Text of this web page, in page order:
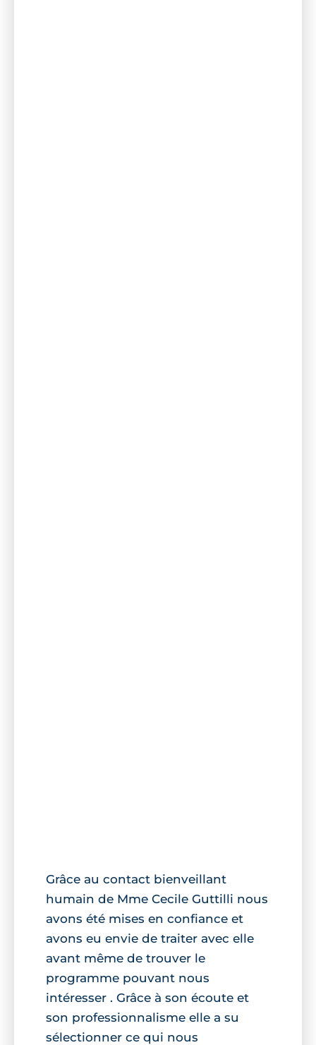
Grâce au contact bienveillant
humain de Mme Cecile Guttilli nous
avons été mises en confiance et
avons eu envie de traiter avec elle
avant même de trouver le
programme pouvant nous
intéresser . Grâce à son écoute et
son professionnalisme elle a su
sélectionner ce qui nous